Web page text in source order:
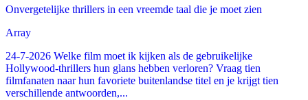
Onvergetelijke thrillers in een vreemde taal die je moet zien
Array
24-7-2026 Welke film moet ik kijken als de gebruikelijke
Hollywood-thrillers hun glans hebben verloren? Vraag tien
filmfanaten naar hun favoriete buitenlandse titel en je krijgt tien
verschillende antwoorden,...